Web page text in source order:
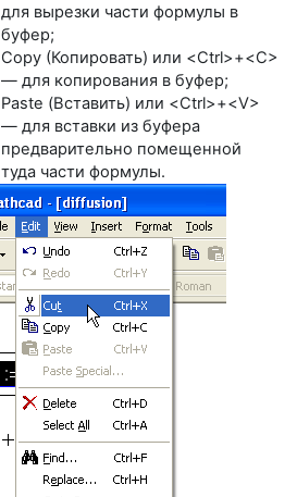
для вырезки части формулы в
буфер;
Сору (Копировать) или <Ctrl>+<C>
— для копирования в буфер;
Paste (Вставить) или <Ctrl>+<V>
— для вставки из буфера
предварительно помещенной
туда части формулы.